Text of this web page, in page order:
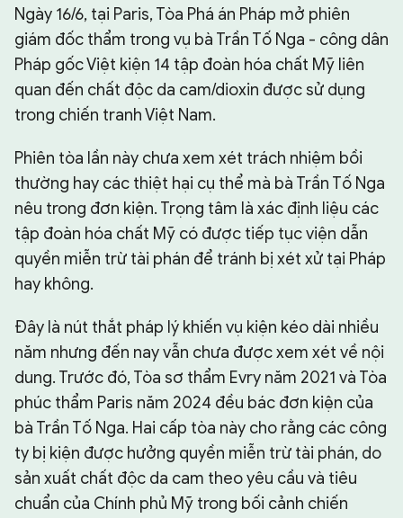
CHUYÊN TRANG
Ngày 16/6, tại Paris, Tòa Phá án Pháp mở phiên
giám đốc thẩm trong vụ bà Trần Tố Nga - công dân
Pháp gốc Việt kiện 14 tập đoàn hóa chất Mỹ liên
quan đến chất độc da cam/dioxin được sử dụng
trong chiến tranh Việt Nam.
Phiên tòa lần này chưa xem xét trách nhiệm bồi
thường hay các thiệt hại cụ thể mà bà Trần Tố Nga
nêu trong đơn kiện. Trọng tâm là xác định liệu các
tập đoàn hóa chất Mỹ có được tiếp tục viện dẫn
quyền miễn trừ tài phán để tránh bị xét xử tại Pháp
hay không.
Đây là nút thắt pháp lý khiến vụ kiện kéo dài nhiều
năm nhưng đến nay vẫn chưa được xem xét về nội
dung. Trước đó, Tòa sơ thẩm Evry năm 2021 và Tòa
phúc thẩm Paris năm 2024 đều bác đơn kiện của
bà Trần Tố Nga. Hai cấp tòa này cho rằng các công
ty bị kiện được hưởng quyền miễn trừ tài phán, do
sản xuất chất độc da cam theo yêu cầu và tiêu
chuẩn của Chính phủ Mỹ trong bối cảnh chiến